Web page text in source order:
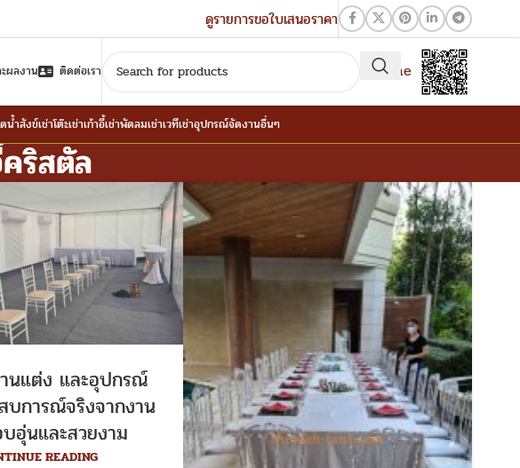
ดูรายการขอใบเสนอราคา
ผลงาน ติดต่อเรา QR-Line
น้ำสังข์เช่าโต๊ะเช่าเก้าอี้เช่าพัดลมเช่าเวทีเช่าอุปกรณ์จัดงานอื่นๆ
ริสตัล
านแต่ง และอุปกรณ์
บการณ์จริงจากงาน
อุ่นและสวยงาม
READING